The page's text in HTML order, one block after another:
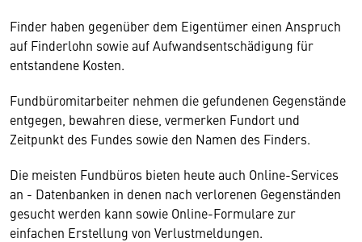
Finder haben gegenüber dem Eigentümer einen Anspruch
auf Finderlohn sowie auf Aufwandsentschädigung für
entstandene Kosten.
Fundbüromitarbeiter nehmen die gefundenen Gegenstände
entgegen, bewahren diese, vermerken Fundort und
Zeitpunkt des Fundes sowie den Namen des Finders.
Die meisten Fundbüros bieten heute auch Online-Services
an - Datenbanken in denen nach verlorenen Gegenständen
gesucht werden kann sowie Online-Formulare zur
einfachen Erstellung von Verlustmeldungen.